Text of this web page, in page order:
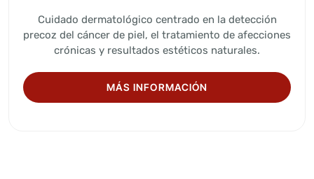
Cuidado dermatológico centrado en la detección
precoz del cáncer de piel, el tratamiento de afecciones
crónicas y resultados estéticos naturales.
MÁS INFORMACIÓN